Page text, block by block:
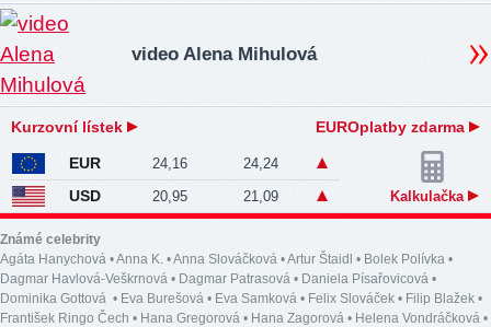
video Alena Mihulová
Kurzovní lístek EUROplatby zdarma
EUR 24,16 24,24
USD 20,95 21,09 Kalkulačka
Známé celebrity
Agáta Hanychová •Anna K. •Anna Slováčková •Artur Štaidl • Bolek Polívka •
Dagmar Havlová-Veškrnová • Dagmar Patrasová • Daniela Písařovicová •
Dominika Gottová • Eva Burešová • Eva Samková • Felix Slováček • Filip Blažek •
František Ringo Čech • Hana Gregorová • Hana Zagorová • Helena Vondráčková •